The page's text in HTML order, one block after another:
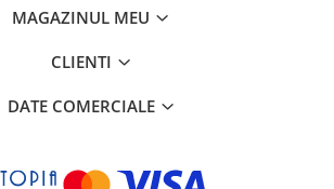
MAGAZINUL MEU
CLIENTI
DATE COMERCIALE